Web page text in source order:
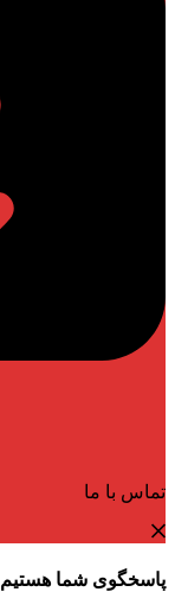
تماس با ما
پاسخگوی شما هستیم